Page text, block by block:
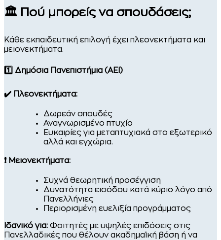
🏛️ Πού μπορείς να σπουδάσεις;
Κάθε εκπαιδευτική επιλογή έχει πλεονεκτήματα και
μειονεκτήματα.
1️⃣ Δημόσια Πανεπιστήμια (ΑΕΙ)
✔️ Πλεονεκτήματα:
Δωρεάν σπουδές
Αναγνωρισμένο πτυχίο
Ευκαιρίες για μεταπτυχιακά στο εξωτερικό
αλλά και εγχώρια.
❗ Μειονεκτήματα:
Συχνά θεωρητική προσέγγιση
Δυνατότητα εισόδου κατά κύριο λόγο από
Πανελλήνιες
Περιορισμένη ευελιξία προγράμματος
Ιδανικό για: Φοιτητές με υψηλές επιδόσεις στις
Πανελλαδικές που θέλουν ακαδημαϊκή βάση ή να